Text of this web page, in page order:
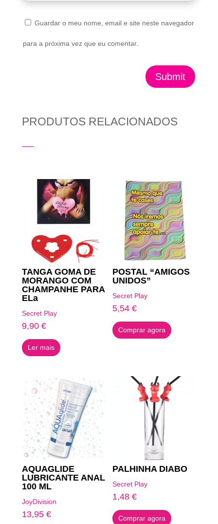
Guardar o meu nome, email e site neste navegador
para a próxima vez que eu comentar.
Submit
PRODUTOS RELACIONADOS
TANGA GOMA DE
MORANGO COM
CHAMPANHE PARA
ELa
Secret Play
9,90 €
Ler mais
POSTAL “AMIGOS
UNIDOS”
Secret Play
5,54€
Comprar agora
AQUAGLIDE
LUBRICANTE ANAL
100 ML
JoyDivision
13,95 €
PALHINHA DIABO
Secret Play
1,48€
Comprar agora